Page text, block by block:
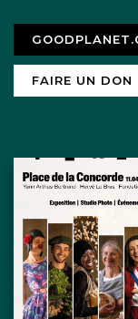
FAIRE UN DON